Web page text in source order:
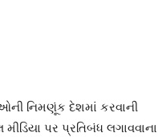
નિમણૂંક દેશમાં કરવાની
પર પ્રતિબંધ લગાવવાના